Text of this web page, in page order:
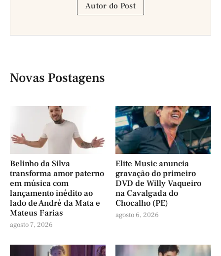
Autor do Post
Novas Postagens
Belinho da Silva
transforma amor paterno
em música com
lançamento inédito ao
lado de André da Mata e
Mateus Farias
agosto 7, 2026
Elite Music anuncia
gravação do primeiro
DVD de Willy Vaqueiro
na Cavalgada do
Chocalho (PE)
agosto 6, 2026